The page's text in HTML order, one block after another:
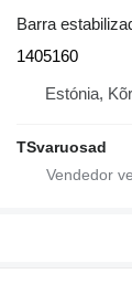
Barra
1405160
Estónia,
TSvaruosad